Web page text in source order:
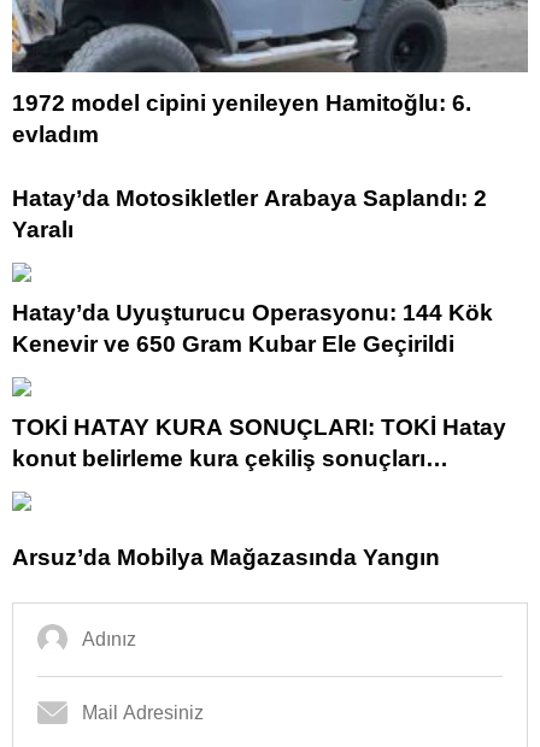
1972 model cipini yenileyen Hamitoğlu: 6.
evladım
Hatay’da Motosikletler Arabaya Saplandı: 2
Yaralı
Hatay’da Uyuşturucu Operasyonu: 144 Kök
Kenevir ve 650 Gram Kubar Ele Geçirildi
TOKİ HATAY KURA SONUÇLARI: TOKİ Hatay
konut belirleme kura çekiliş sonuçları
açıklandı mı? TOKİ Hatay kura sonuçları isim
Arsuz’da Mobilya Mağazasında Yangın